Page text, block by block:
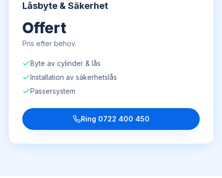
Låsbyte & Säkerhet
Offert
Pris efter behov.
Byte av cylinder & lås
Installation av säkerhetslås
Passersystem
Ring 0722 400 450